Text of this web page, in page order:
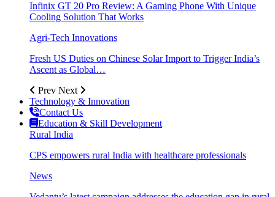
Infinix GT 20 Pro Review: A Gaming Phone With Unique
Cooling Solution That Works
Agri-Tech Innovations
Fresh US Duties on Chinese Solar Import to Trigger India’s
Ascent as Global…
Prev Next
Technology & Innovation
Contact Us
Education & Skill Development
Rural India
CPS empowers rural India with healthcare professionals
News